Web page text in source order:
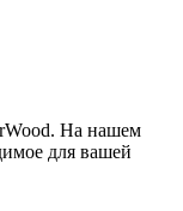
На нашем
для вашей